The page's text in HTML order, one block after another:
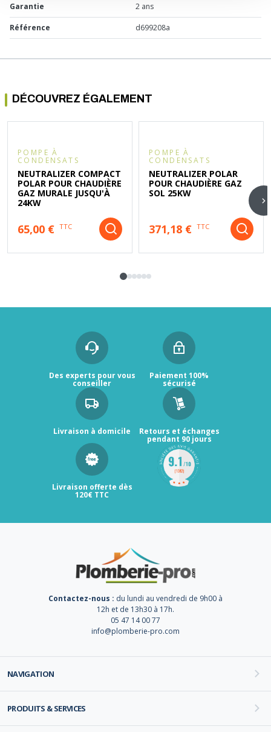
Garantie 2 ans
Référence d699208a
DÉCOUVREZ ÉGALEMENT
POMPE À
CONDENSATS
NEUTRALIZER COMPACT
POLAR POUR CHAUDIÈRE
GAZ MURALE JUSQU'À
24KW
65,00 € TTC
POMPE À
CONDENSATS
NEUTRALIZER POLAR
POUR CHAUDIÈRE GAZ
SOL 25KW
371,18 € TTC
Des experts pour vous
conseiller
Paiement 100%
sécurisé
Livraison à domicile Retours et échanges
pendant 90 jours
Livraison offerte dès
120€ TTC
Contactez-nous : du lundi au vendredi de 9h00 à
12h et de 13h30 à 17h.
05 47 14 00 77
info@plomberie-pro.com
NAVIGATION
PRODUITS & SERVICES